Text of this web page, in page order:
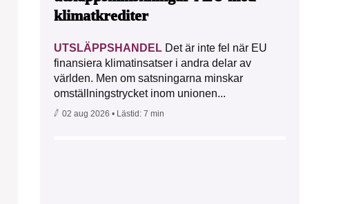
klimatkrediter
UTSLÄPPSHANDEL Det är inte fel när EU
finansiera klimatinsatser i andra delar av
världen. Men om satsningarna minskar
omställningstrycket inom unionen...
02 aug 2026 • Lästid: 7 min